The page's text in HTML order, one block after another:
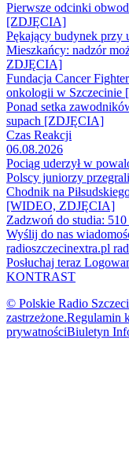
Pierwsze odcinki
[ZDJĘCIA]
Pękający budynek przy
Mieszkańcy: nadzór
ZDJĘCIA]
Fundacja Cancer
onkologii w Szczecinie
Ponad setka
supach [ZDJĘCIA]
Czas Reakcji
06.08.2026
Pociąg uderzył w
Polscy juniorzy
Chodnik na
[WIDEO, ZDJĘCIA]
Zadzwoń do studia:
Wyślij do nas
radioszczecinextra.pl
Posłuchaj teraz
KONTRAST
© Polskie Radio
zastrzeżone.Regulamin
prywatnościBiuletyn